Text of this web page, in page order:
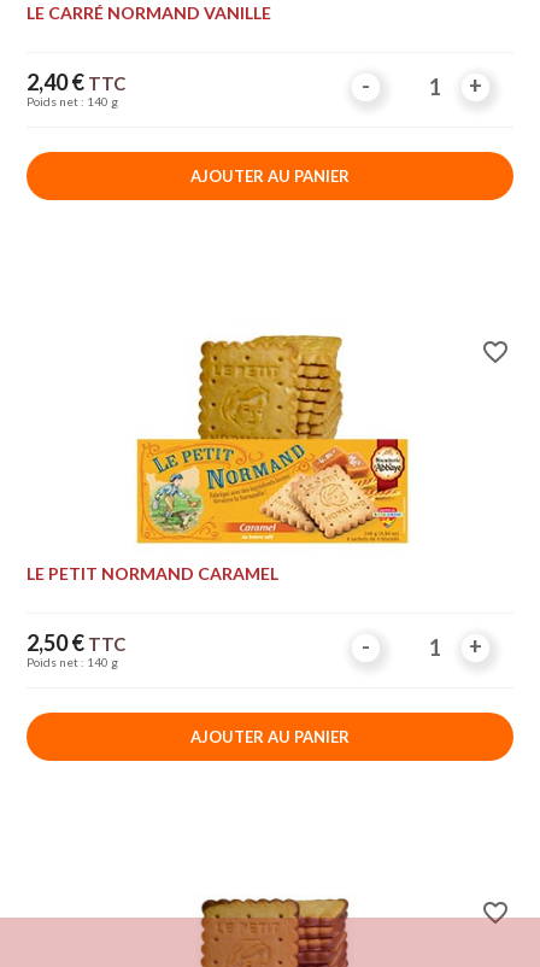
LE CARRÉ NORMAND VANILLE
Prix
2,40 € TTC
Poids net : 140 g
- +
- +
AJOUTER AU PANIER
favorite_border
LE PETIT NORMAND CARAMEL
Prix
2,50 € TTC
Poids net : 140 g
- +
- +
AJOUTER AU PANIER
favorite_border